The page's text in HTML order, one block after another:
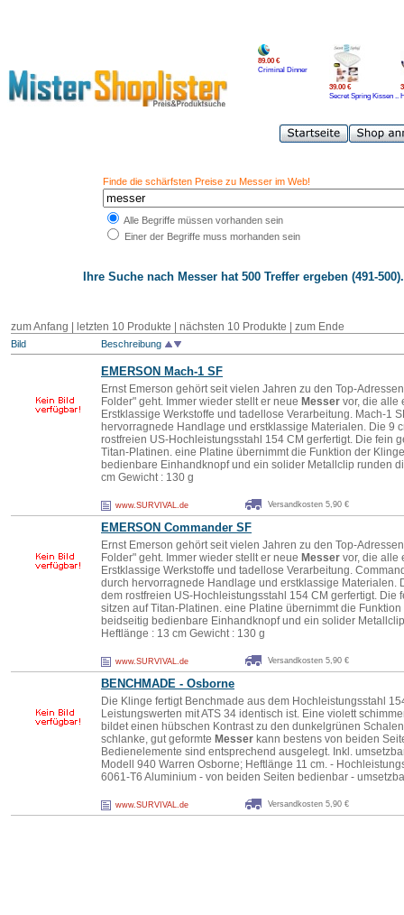
89.00 €
Criminal Dinner
39.00 €
Secret Spring Kissen ..
Finde die schärfsten Preise zu Messer im Web!
Alle Begriffe müssen vorhanden sein
Einer der Begriffe muss morhanden sein
Ihre Suche nach Messer hat 500 Treffer ergeben (491-500).
zum Anfang letzten 10 Produkte | nächsten 10 Produkte | zum Ende
Bild Beschreibung
EMERSON Mach-1 SF
Ernst Emerson gehört seit vielen Jahren zu den Top-
Folder" geht. Immer wieder stellt er neue Messer vor, die alle
Erstklassige Werkstoffe und tadellose Verarbeitung. Mach-1
hervorragnede Handlage und erstklassige Materialen. Die 9
rostfreien US-Hochleistungsstahl 154 CM gerfertigt. Die fein
Titan-Platinen. eine Platine übernimmt die Funktion der
bedienbare Einhandknopf und ein solider Metallclip runden
cm Gewicht : 130 g
www.SURVIVAL.de Versandkosten 5,90 €
EMERSON Commander SF
Ernst Emerson gehört seit vielen Jahren zu den Top-
Folder" geht. Immer wieder stellt er neue Messer vor, die alle
Erstklassige Werkstoffe und tadellose Verarbeitung.
durch hervorragnede Handlage und erstklassige Materialen.
dem rostfreien US-Hochleistungsstahl 154 CM gerfertigt. Die
sitzen auf Titan-Platinen. eine Platine übernimmt die
beidseitig bedienbare Einhandknopf und ein solider
Heftlänge : 13 cm Gewicht : 130 g
www.SURVIVAL.de Versandkosten 5,90 €
BENCHMADE - Osborne
Die Klinge fertigt Benchmade aus dem Hochleistungsstahl
Leistungswerten mit ATS 34 identisch ist. Eine violett
bildet einen hübschen Kontrast zu den dunkelgrünen
schlanke, gut geformte Messer kann bestens von beiden
Bedienelemente sind entsprechend ausgelegt. Inkl.
Modell 940 Warren Osborne; Heftlänge 11 cm. -
6061-T6 Aluminium - von beiden Seiten bedienbar -
www.SURVIVAL.de Versandkosten 5,90 €